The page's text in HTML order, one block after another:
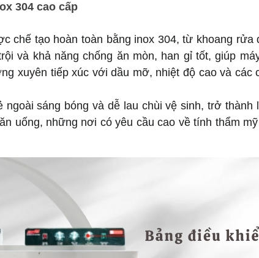
304 cao cấp
chế tạo hoàn toàn bằng inox 304, từ khoang rửa
và khả năng chống ăn mòn, han gỉ tốt, giúp
xuyên tiếp xúc với dầu mỡ, nhiệt độ cao và các
ngoài sáng bóng và dễ lau chùi vệ sinh, trở thành
uống, những nơi có yêu cầu cao về tính thẩm